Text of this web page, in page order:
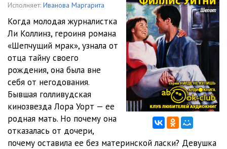
24:03
03_02_SHYOpot 22:42
04_01_SHYOpot 28:37
04_02_SHYOpot 27:23
05_01_SHYOpot 26:53
05_02_SHYOpot
06_01_SHYOpot
Исполняет: Иванова Маргарита
Когда молодая журналистка
Ли Коллинз, героиня романа
«Шепчущий мрак», узнала от
отца тайну своего
рождения, она была вне
себя от негодования.
Бывшая голливудская
кинозвезда Лора Уорт — ее
родная мать. Но почему она
отказалась от дочери,
почему оставила ее без материнской ласки? Девушка